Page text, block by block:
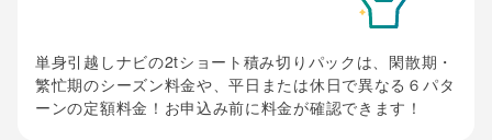
単身引越しナビの2tショート積み切りパックは、閑散期・
繁忙期のシーズン料金や、平日または休日で異なる６パタ
ーンの定額料金！お申込み前に料金が確認できます！